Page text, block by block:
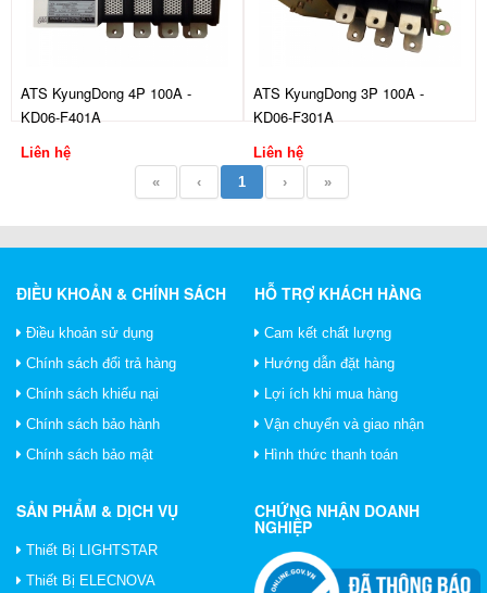
ATS KyungDong 4P 100A -
KD06-F401A
Liên hệ
ATS KyungDong 3P 100A -
KD06-F301A
Liên hệ
«
‹ 1 › »
ĐIỀU KHOẢN & CHÍNH SÁCH
Điều khoản sử dụng
Chính sách đổi trả hàng
Chính sách khiếu nại
Chính sách bảo hành
Chính sách bảo mật
HỖ TRỢ KHÁCH HÀNG
Cam kết chất lượng
Hướng dẫn đặt hàng
Lợi ích khi mua hàng
Vận chuyển và giao nhận
Hình thức thanh toán
SẢN PHẨM & DỊCH VỤ
Thiết Bị LIGHTSTAR
Thiết Bị ELECNOVA
CHỨNG NHẬN DOANH
NGHIỆP